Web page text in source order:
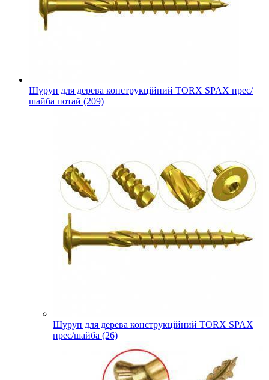
Шуруп для дерева конструкційний TORX SPAX прес/
шайба потай (209)
Шуруп для дерева конструкційний TORX SPAX
прес/шайба (26)